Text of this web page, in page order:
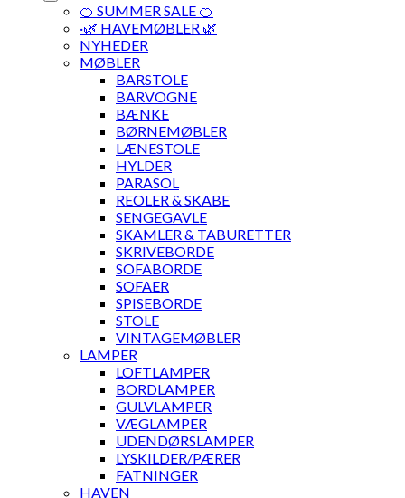
🍊 SUMMER SALE 🍊
·🌿 HAVEMØBLER 🌿
NYHEDER
MØBLER
BARSTOLE
BARVOGNE
BÆNKE
BØRNEMØBLER
LÆNESTOLE
HYLDER
PARASOL
REOLER & SKABE
SENGEGAVLE
SKAMLER & TABURETTER
SKRIVEBORDE
SOFABORDE
SOFAER
SPISEBORDE
STOLE
VINTAGEMØBLER
LAMPER
LOFTLAMPER
BORDLAMPER
GULVLAMPER
VÆGLAMPER
UDENDØRSLAMPER
LYSKILDER/PÆRER
FATNINGER
HAVEN